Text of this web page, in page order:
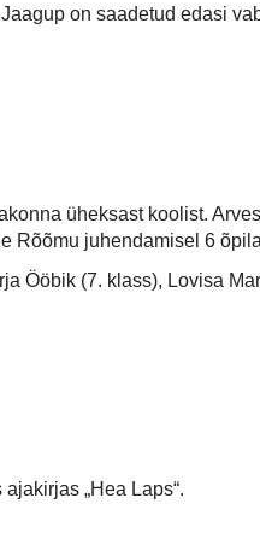
on saadetud edasi
üheksast koolist.
Rõõmu juhendamisel 6
Ööbik (7. klass), Lovisa
„Hea Laps“.